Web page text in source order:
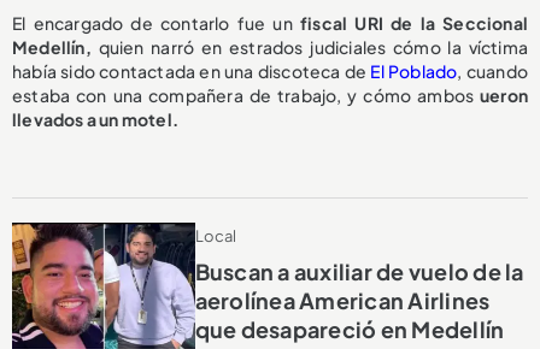
El encargado de contarlo fue unfiscal URI de la Seccional
Medellín, quien narró en estrados judiciales cómo la víctima
había sido contactada en una discoteca de El Poblado, cuando
estaba con una compañera de trabajo, y cómo ambos ueron
llevados a un motel.
Local
Buscan a auxiliar de vuelo de la
aerolínea American Airlines
que desapareció en Medellín